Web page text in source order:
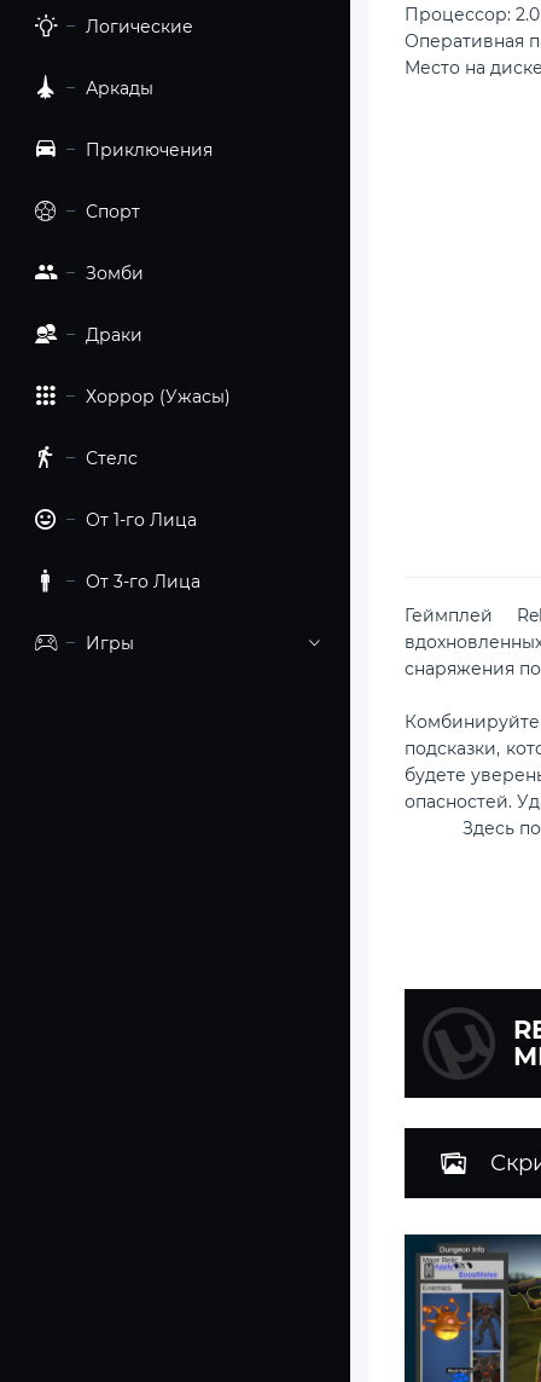
Логические
Аркады
Приключения
Спорт
Зомби
Драки
Хоррор (Ужасы)
Стелс
От 1-го Лица
От 3-го Лица
Игры
Процессор:
Оперативная
Место на
Геймплей
снаряжения
подсказки,
будете
опасностей.
Здесь